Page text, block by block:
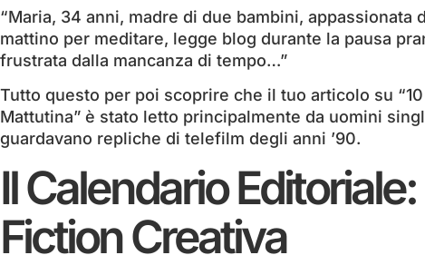
“Maria, 34 anni, madre di due bambini, appassionata
mattino per meditare, legge blog durante la pausa
frustrata dalla mancanza di tempo…”
Tutto questo per poi scoprire che il tuo articolo su
Mattutina” è stato letto principalmente da uomini
guardavano repliche di telefilm degli anni ’90.
Il Calendario
Fiction Creativa